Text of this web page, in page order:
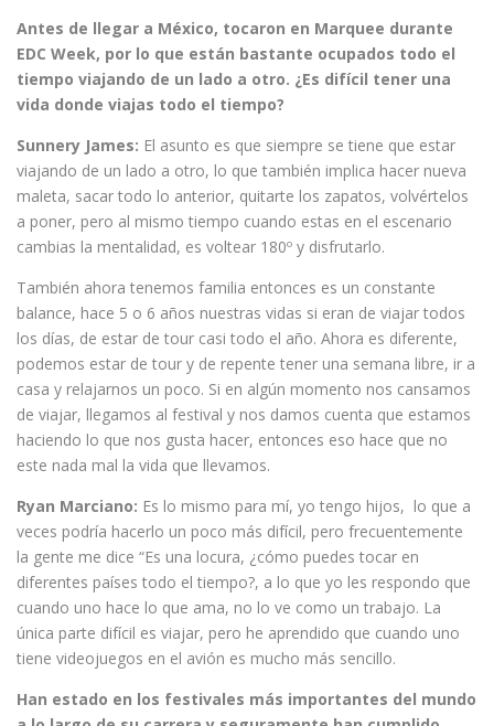
Antes de llegar a México, tocaron en Marquee durante
EDC Week, por lo que están bastante ocupados todo el
tiempo viajando de un lado a otro. ¿Es difícil tener una
vida donde viajas todo el tiempo?
Sunnery James: El asunto es que siempre se tiene que estar
viajando de un lado a otro, lo que también implica hacer nueva
maleta, sacar todo lo anterior, quitarte los zapatos, volvértelos
a poner, pero al mismo tiempo cuando estas en el escenario
cambias la mentalidad, es voltear 180º y disfrutarlo.
También ahora tenemos familia entonces es un constante
balance, hace 5 o 6 años nuestras vidas si eran de viajar todos
los días, de estar de tour casi todo el año. Ahora es diferente,
podemos estar de tour y de repente tener una semana libre, ir a
casa y relajarnos un poco. Si en algún momento nos cansamos
de viajar, llegamos al festival y nos damos cuenta que estamos
haciendo lo que nos gusta hacer, entonces eso hace que no
este nada mal la vida que llevamos.
Ryan Marciano: Es lo mismo para mí, yo tengo hijos, lo que a
veces podría hacerlo un poco más difícil, pero frecuentemente
la gente me dice “Es una locura, ¿cómo puedes tocar en
diferentes países todo el tiempo?, a lo que yo les respondo que
cuando uno hace lo que ama, no lo ve como un trabajo. La
única parte difícil es viajar, pero he aprendido que cuando uno
tiene videojuegos en el avión es mucho más sencillo.
Han estado en los festivales más importantes del mundo